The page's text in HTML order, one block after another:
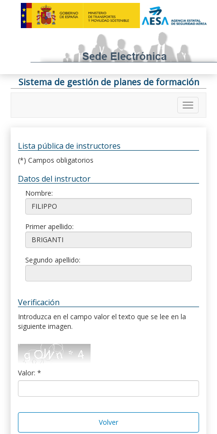
Sistema de gestión de planes de formación
Lista pública de instructores
(*) Campos obligatorios
Datos del instructor
Nombre:
Primer apellido:
Segundo apellido:
Verificación
Introduzca en el campo valor el texto que se lee en la
siguiente imagen.
Valor: *
Volver